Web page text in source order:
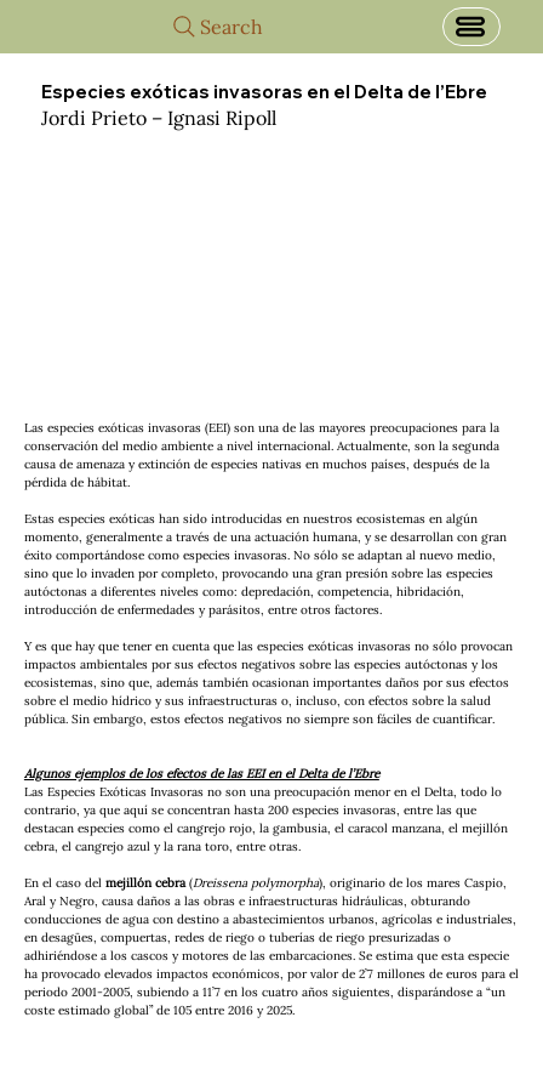
Search
Especies exóticas invasoras en el Delta de l’Ebre
Jordi Prieto – Ignasi Ripoll
Las especies exóticas invasoras (EEI) son una de las mayores preocupaciones para la
conservación del medio ambiente a nivel internacional. Actualmente, son la segunda
causa de amenaza y extinción de especies nativas en muchos países, después de la
pérdida de hábitat.
Estas especies exóticas han sido introducidas en nuestros ecosistemas en algún
momento, generalmente a través de una actuación humana, y se desarrollan con gran
éxito comportándose como especies invasoras. No sólo se adaptan al nuevo medio,
sino que lo invaden por completo, provocando una gran presión sobre las especies
autóctonas a diferentes niveles como: depredación, competencia, hibridación,
introducción de enfermedades y parásitos, entre otros factores.
Y es que hay que tener en cuenta que las especies exóticas invasoras no sólo provocan
impactos ambientales por sus efectos negativos sobre las especies autóctonas y los
ecosistemas, sino que, además también ocasionan importantes daños por sus efectos
sobre el medio hídrico y sus infraestructuras o, incluso, con efectos sobre la salud
pública. Sin embargo, estos efectos negativos no siempre son fáciles de cuantificar.
Algunos ejemplos de los efectos de las EEI en el Delta de l’Ebre
Las Especies Exóticas Invasoras no son una preocupación menor en el Delta, todo lo
contrario, ya que aquí se concentran hasta 200 especies invasoras, entre las que
destacan especies como el cangrejo rojo, la gambusia, el caracol manzana, el mejillón
cebra, el cangrejo azul y la rana toro, entre otras.
En el caso del mejillón cebra (Dreissena polymorpha), originario de los mares Caspio,
Aral y Negro, causa daños a las obras e infraestructuras hidráulicas, obturando
conducciones de agua con destino a abastecimientos urbanos, agrícolas e industriales,
en desagües, compuertas, redes de riego o tuberías de riego presurizadas o
adhiriéndose a los cascos y motores de las embarcaciones. Se estima que esta especie
ha provocado elevados impactos económicos, por valor de 2’7 millones de euros para el
periodo 2001-2005, subiendo a 11’7 en los cuatro años siguientes, disparándose a “un
coste estimado global” de 105 entre 2016 y 2025.